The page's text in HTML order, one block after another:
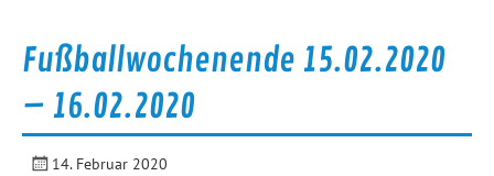
Fußballwochenende 15.02.2020
– 16.02.2020
14. Februar 2020